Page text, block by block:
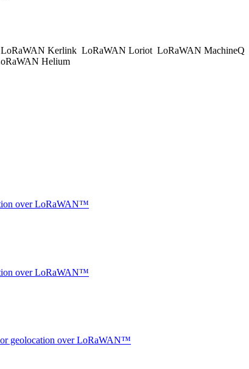
LoRaWAN Kerlink LoRaWAN Loriot LoRaWAN MachineQ
Helium
over LoRaWAN™
over LoRaWAN™
geolocation over LoRaWAN™